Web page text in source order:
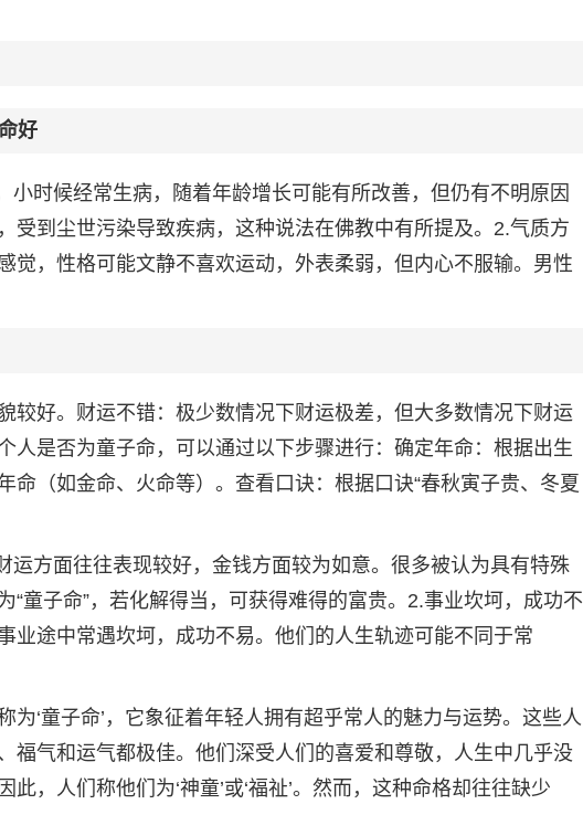
好
小时候经常生病，随着年龄增长可能有所改善，但仍有不明原因
受到尘世污染导致疾病，这种说法在佛教中有所提及。2.气质方
觉，性格可能文静不喜欢运动，外表柔弱，但内心不服输。男性
较好。财运不错：极少数情况下财运极差，但大多数情况下财运
人是否为童子命，可以通过以下步骤进行：确定年命：根据出生
命（如金命、火命等）。查看口诀：根据口诀“春秋寅子贵、冬夏
运方面往往表现较好，金钱方面较为如意。很多被认为具有特殊
“童子命”，若化解得当，可获得难得的富贵。2.事业坎坷，成功不
业途中常遇坎坷，成功不易。他们的人生轨迹可能不同于常
为‘童子命’，它象征着年轻人拥有超乎常人的魅力与运势。这些人
福气和运气都极佳。他们深受人们的喜爱和尊敬，人生中几乎没
，人们称他们为‘神童’或‘福祉’。然而，这种命格却往往缺少